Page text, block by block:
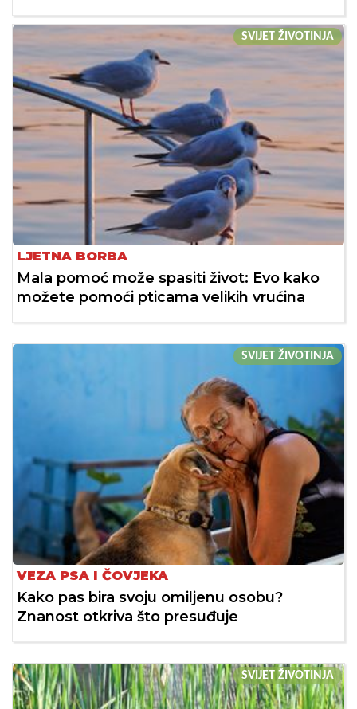
SVIJET ŽIVOTINJA
LJETNA BORBA
Mala pomoć može spasiti život: Evo kako
možete pomoći pticama velikih vrućina
SVIJET ŽIVOTINJA
VEZA PSA I ČOVJEKA
Kako pas bira svoju omiljenu osobu?
Znanost otkriva što presuđuje
SVIJET ŽIVOTINJA